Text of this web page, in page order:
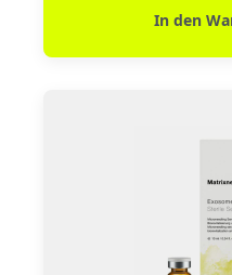
In den